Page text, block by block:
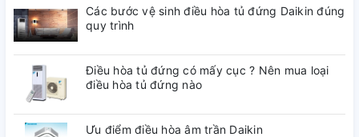
Các bước vệ sinh điều hòa tủ đứng Daikin đúng
quy trình
Điều hòa tủ đứng có mấy cục ? Nên mua loại
điều hòa tủ đứng nào
Ưu điểm điều hòa âm trần Daikin